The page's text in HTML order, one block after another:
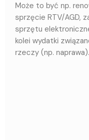
Może to być np.
sprzęcie RTV/AGD,
sprzętu
kolei wydatki
rzeczy (np. naprawa).